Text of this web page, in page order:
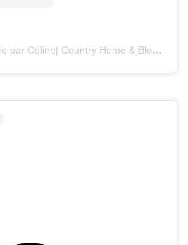
Une publication partagée par Céline| Country Home & Blooms (@countryhomeandblooms)